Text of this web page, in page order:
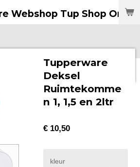
Webshop Tup Shop
Tupperware
Deksel
Ruimtekomme
n 1, 1,5 en 2ltr
€ 10,50
kleur